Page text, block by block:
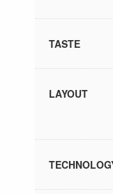
TASTE
LAYOUT